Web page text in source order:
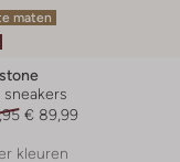
maten
sneakers
€ 89,99
kleuren